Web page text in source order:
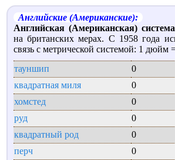
Английские (Американские):
Английская (Американская)
на британских мерах. С 1958 года
связь с метрической системой: 1 дюйм
тауншип
0
квадратная миля
0
хомстед
0
руд
0
квадратный род
0
перч
0